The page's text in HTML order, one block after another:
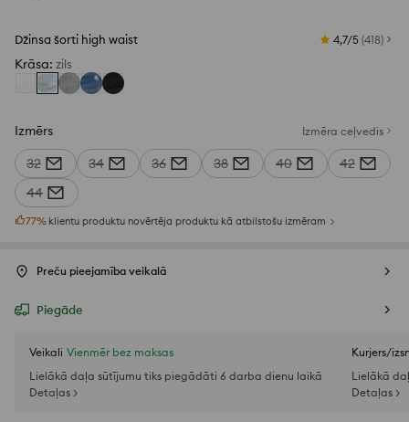
Džinsa šorti high waist 4,7/5 (418)
Krāsa: zils
Izmērs Izmēra ceļvedis
32 34 36 38 40
42
44
77% klientu produktu novērtēja produktu kā atbilstošu izmēram
Preču pieejamība veikalā
Piegāde
Veikali Vienmēr bez maksas
Lielākā daļa sūtījumu tiks piegādāti 6 darba dienu laikā
Detaļas >
Kurjers/
Lielākā
Detaļas >